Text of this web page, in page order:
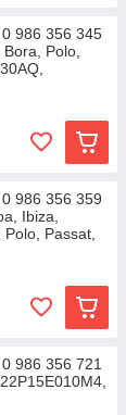
0 986 356 345
Polo,
0 986 356 359
Ibiza,
Passat,
986 356 721